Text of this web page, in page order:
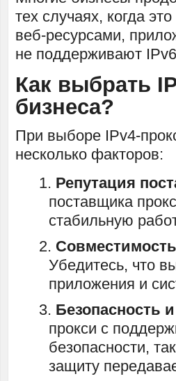
тех случаях, когда
веб-ресурсами,
не поддерживают
Как выбрать
бизнеса?
При выборе IPv4-
несколько факторов:
Репутация
поставщика
стабильную
Убедитесь, что
приложения и
Безопасность
прокси с
безопасности,
защиту